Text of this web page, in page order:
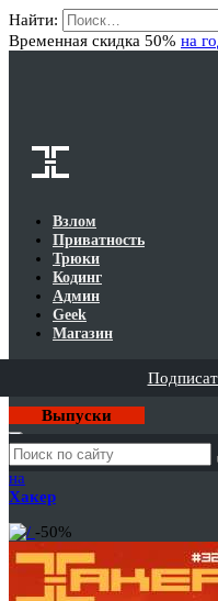
Найти:
Временная скидка 50% на
Взлом
Приватность
Трюки
Кодинг
Админ
Geek
Магазин
Выпуски
Годовая
подписка
на
Хакер
-50%